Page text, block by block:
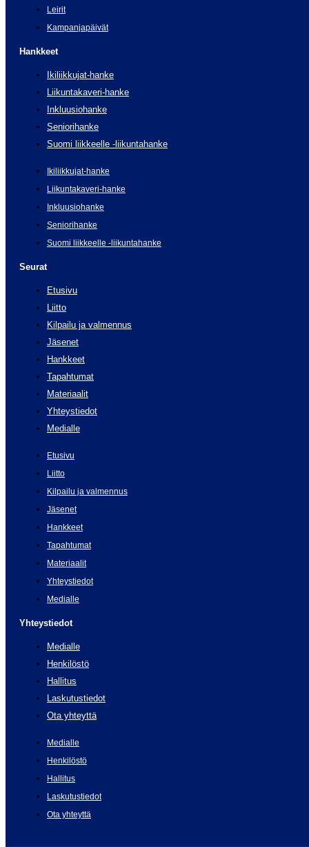
Leirit
Kampanjapäivät
Hankkeet
Ikiliikkujat-hanke
Liikuntakaveri-hanke
Inkluusiohanke
Seniorihanke
Suomi liikkeelle -liikuntahanke
Ikiliikkujat-hanke
Liikuntakaveri-hanke
Inkluusiohanke
Seniorihanke
Suomi liikkeelle -liikuntahanke
Seurat
Etusivu
Liitto
Kilpailu ja valmennus
Jäsenet
Hankkeet
Tapahtumat
Materiaalit
Yhteystiedot
Medialle
Etusivu
Liitto
Kilpailu ja valmennus
Jäsenet
Hankkeet
Tapahtumat
Materiaalit
Yhteystiedot
Medialle
Yhteystiedot
Medialle
Henkilöstö
Hallitus
Laskutustiedot
Ota yhteyttä
Medialle
Henkilöstö
Hallitus
Laskutustiedot
Ota yhteyttä